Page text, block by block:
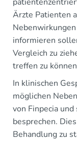
Ärzte Patienten
informieren
Vergleich zu
treffen zu
In klinischen
möglichen
von Finpecia
besprechen.
Behandlung zu